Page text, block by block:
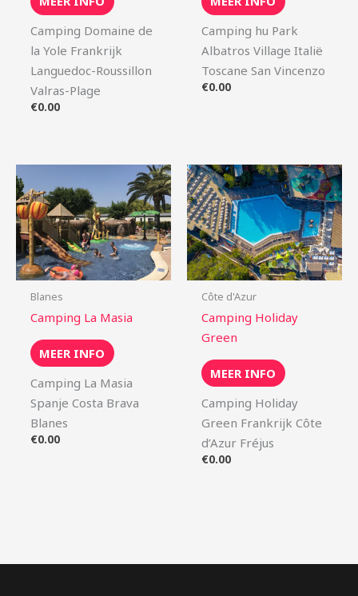
Camping Domaine de
la Yole Frankrijk
Languedoc-Roussillon
Valras-Plage
€0.00
Camping hu Park
Albatros Village Italië
Toscane San Vincenzo
€0.00
Blanes
Camping La Masia
MEER INFO
Camping La Masia
Spanje Costa Brava
Blanes
€0.00
Côte d'Azur
Camping Holiday
Green
MEER INFO
Camping Holiday
Green Frankrijk Côte
d’Azur Fréjus
€0.00